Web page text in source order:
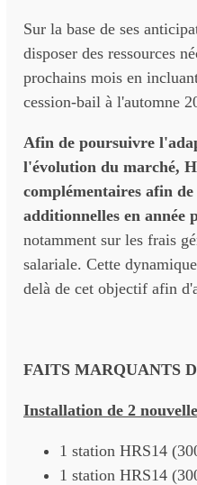
Sur la base de ses
disposer des ressources
prochains mois en
cession-bail à l'automne
Afin de poursuivre
l'évolution du marché,
complémentaires afin
additionnelles en année
notamment sur les frais
salariale. Cette
delà de cet objectif afin
FAITS MARQUANTS
Installation de 2
1 station HRS14
1 station HRS14